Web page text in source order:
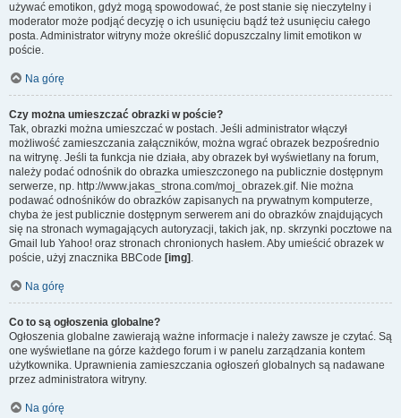
używać emotikon, gdyż mogą spowodować, że post stanie się nieczytelny i
moderator może podjąć decyzję o ich usunięciu bądź też usunięciu całego
posta. Administrator witryny może określić dopuszczalny limit emotikon w
poście.
Na górę
Czy można umieszczać obrazki w poście?
Tak, obrazki można umieszczać w postach. Jeśli administrator włączył
możliwość zamieszczania załączników, można wgrać obrazek bezpośrednio
na witrynę. Jeśli ta funkcja nie działa, aby obrazek był wyświetlany na forum,
należy podać odnośnik do obrazka umieszczonego na publicznie dostępnym
serwerze, np. http://www.jakas_strona.com/moj_obrazek.gif. Nie można
podawać odnośników do obrazków zapisanych na prywatnym komputerze,
chyba że jest publicznie dostępnym serwerem ani do obrazków znajdujących
się na stronach wymagających autoryzacji, takich jak, np. skrzynki pocztowe na
Gmail lub Yahoo! oraz stronach chronionych hasłem. Aby umieścić obrazek w
poście, użyj znacznika BBCode [img] .
Na górę
Co to są ogłoszenia globalne?
Ogłoszenia globalne zawierają ważne informacje i należy zawsze je czytać. Są
one wyświetlane na górze każdego forum i w panelu zarządzania kontem
użytkownika. Uprawnienia zamieszczania ogłoszeń globalnych są nadawane
przez administratora witryny.
Na górę